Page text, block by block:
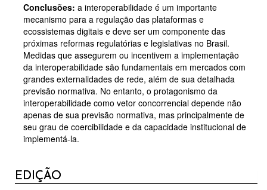
Conclusões: a interoperabilidade é um importante
mecanismo para a regulação das plataformas e
ecossistemas digitais e deve ser um componente das
próximas reformas regulatórias e legislativas no Brasil.
Medidas que assegurem ou incentivem a implementação
da interoperabilidade são fundamentais em mercados com
grandes externalidades de rede, além de sua detalhada
previsão normativa. No entanto, o protagonismo da
interoperabilidade como vetor concorrencial depende não
apenas de sua previsão normativa, mas principalmente de
seu grau de coercibilidade e da capacidade institucional de
implementá-la.
DETALHES
EDIÇÃO